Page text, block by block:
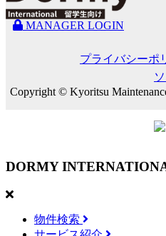
MANAGER LOGIN
プライバシーポ
Copyright © Kyoritsu
DORMY
物件検索